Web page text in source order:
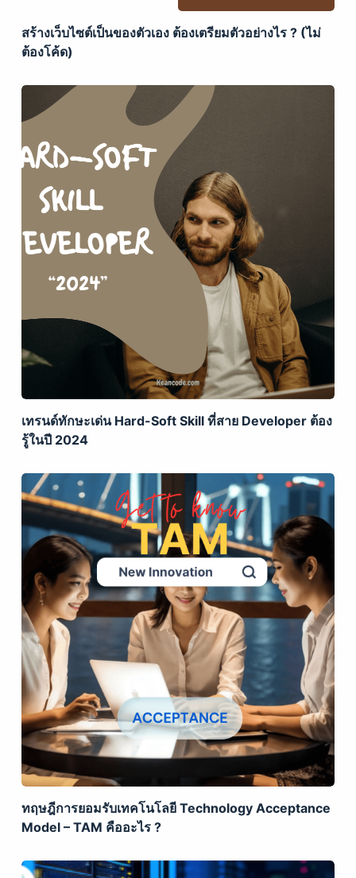
สร้างเว็บไซต์เป็นของตัวเอง ต้องเตรียมตัวอย่างไร ? (ไม่
ต้องโค้ด)
เทรนด์ทักษะเด่น Hard-Soft Skill ที่สาย Developer ต้อง
รู้ในปี 2024
ทฤษฎีการยอมรับเทคโนโลยี Technology Acceptance
Model – TAM คืออะไร ?